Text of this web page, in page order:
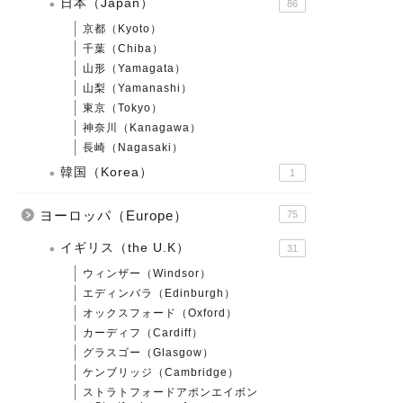
日本（Japan） 86
京都（Kyoto）
千葉（Chiba）
山形（Yamagata）
山梨（Yamanashi）
東京（Tokyo）
神奈川（Kanagawa）
長崎（Nagasaki）
韓国（Korea） 1
ヨーロッパ（Europe） 75
イギリス（the U.K） 31
ウィンザー（Windsor）
エディンバラ（Edinburgh）
オックスフォード（Oxford）
カーディフ（Cardiff）
グラスゴー（Glasgow）
ケンブリッジ（Cambridge）
ストラトフォードアポンエイボン